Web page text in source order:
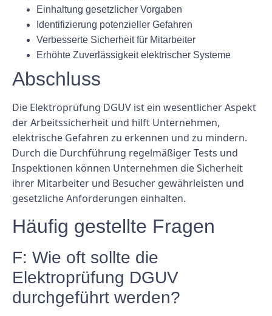
Einhaltung gesetzlicher Vorgaben
Identifizierung potenzieller Gefahren
Verbesserte Sicherheit für Mitarbeiter
Erhöhte Zuverlässigkeit elektrischer Systeme
Abschluss
Die Elektroprüfung DGUV ist ein wesentlicher Aspekt
der Arbeitssicherheit und hilft Unternehmen,
elektrische Gefahren zu erkennen und zu mindern.
Durch die Durchführung regelmäßiger Tests und
Inspektionen können Unternehmen die Sicherheit
ihrer Mitarbeiter und Besucher gewährleisten und
gesetzliche Anforderungen einhalten.
Häufig gestellte Fragen
F: Wie oft sollte die
Elektroprüfung DGUV
durchgeführt werden?